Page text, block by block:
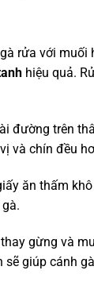
rửa với muối
hiệu quả.
đường trên
và chín đều
ăn thấm
thay gừng và
sẽ giúp cánh